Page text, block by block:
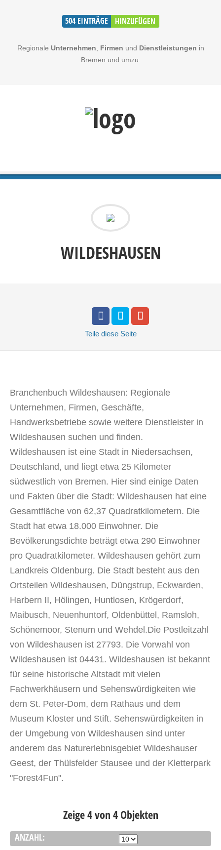
504 EINTRÄGE HINZUFÜGEN
Regionale Unternehmen Firmen und Dienstleistungen in
Bremen und umzu.
WILDESHAUSEN
Teile diese Seite
Branchenbuch Wildeshausen: Regionale
Unternehmen, Firmen, Geschäfte,
Handwerksbetriebe sowie weitere Dienstleister in
Wildeshausen suchen und finden.
Wildeshausen ist eine Stadt in Niedersachsen,
Deutschland, und liegt etwa 25 Kilometer
südwestlich von Bremen. Hier sind einige Daten
und Fakten über die Stadt: Wildeshausen hat eine
Gesamtfläche von 62,37 Quadratkilometern. Die
Stadt hat etwa 18.000 Einwohner. Die
Bevölkerungsdichte beträgt etwa 290 Einwohner
pro Quadratkilometer. Wildeshausen gehört zum
Landkreis Oldenburg. Die Stadt besteht aus den
Ortsteilen Wildeshausen, Düngstrup, Eckwarden,
Harbern II, Hölingen, Huntlosen, Krögerdorf,
Maibusch, Neuenhuntorf, Oldenbüttel, Ramsloh,
Schönemoor, Stenum und Wehdel.Die Postleitzahl
von Wildeshausen ist 27793. Die Vorwahl von
Wildeshausen ist 04431. Wildeshausen ist bekannt
für seine historische Altstadt mit vielen
Fachwerkhäusern und Sehenswürdigkeiten wie
dem St. Peter-Dom, dem Rathaus und dem
Museum Kloster und Stift. Sehenswürdigkeiten in
der Umgebung von Wildeshausen sind unter
anderem das Naturerlebnisgebiet Wildeshauser
Geest, der Thülsfelder Stausee und der Kletterpark
"Forest4Fun".
Zeige 4 von 4 Objekten
ANZAHL: